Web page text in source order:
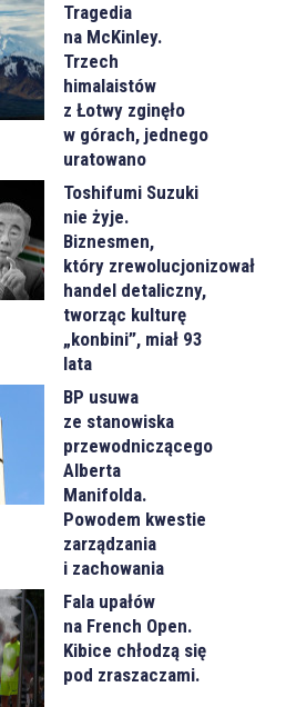
Tragedia
na McKinley.
Trzech
himalaistów
z Łotwy zginęło
w górach, jednego
uratowano
Toshifumi Suzuki
nie żyje.
Biznesmen,
który zrewolucjonizował
handel detaliczny,
tworząc kulturę
„konbini”, miał 93
lata
BP usuwa
ze stanowiska
przewodniczącego
Alberta
Manifolda.
Powodem kwestie
zarządzania
i zachowania
Fala upałów
na French Open.
Kibice chłodzą się
pod zraszaczami.